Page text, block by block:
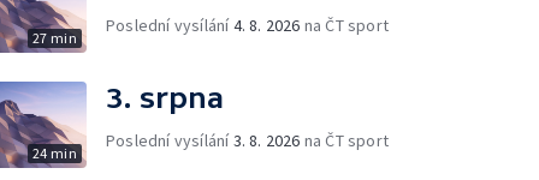
27 min
Poslední vysílání4. 8. 2026 na ČT sport
24 min
3. srpna
Poslední vysílání3. 8. 2026 na ČT sport